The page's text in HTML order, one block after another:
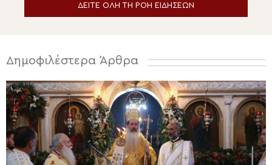
ΔΕΙΤΕ ΟΛΗ ΤΗ ΡΟΗ ΕΙΔΗΣΕΩΝ
Δημοφιλέστερα Άρθρα